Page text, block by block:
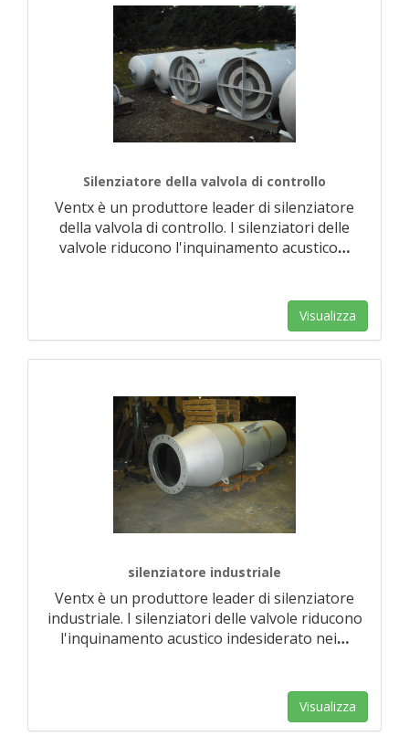
Silenziatore della valvola di controllo
Ventx è un produttore leader di silenziatore
della valvola di controllo. I silenziatori delle
valvole riducono l'inquinamento acustico…
Visualizza
silenziatore industriale
Ventx è un produttore leader di silenziatore
industriale. I silenziatori delle valvole riducono
l'inquinamento acustico indesiderato nei…
Visualizza